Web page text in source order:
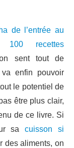
de l’entrée au
recettes
sent tout de
va enfin pouvoir
le potentiel de
être plus clair,
de ce livre. Si
sacuisson si
des aliments, on